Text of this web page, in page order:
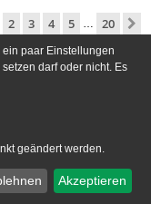
1von 20
2 3 4 5 … 20
Gehe zu
paar Einstellungen
darf oder nicht. Es
geändert werden.
Akzeptieren